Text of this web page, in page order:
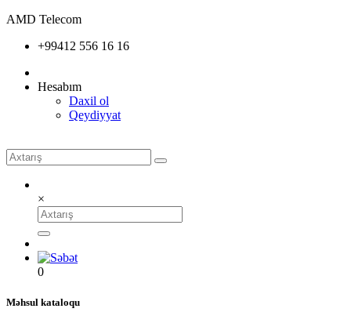
AMD Telecom
+99412 556 16 16
Hesabım
Daxil ol
Qeydiyyat
×
0
Məhsul kataloqu